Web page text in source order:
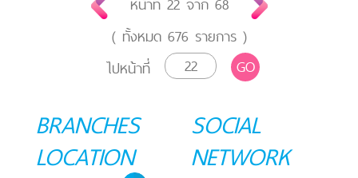
( ทั้งหมด 676 รายการ )
ไปหน้าที่
GO
BRANCHES
LOCATION
SOCIAL
NETWORK